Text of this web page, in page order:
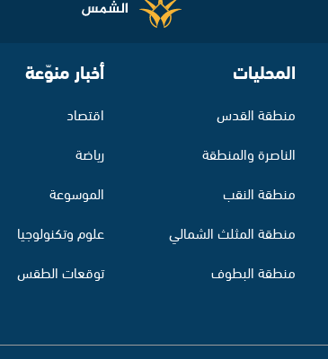
المحليات
منطقة القدس
الناصرة والمنطقة
منطقة النقب
منطقة المثلث الشمالي
منطقة البطوف
أخبار منوّعة
اقتصاد
رياضة
الموسوعة
علوم وتكنولوجيا
توقعات الطقس